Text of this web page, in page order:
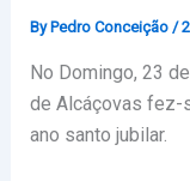
By Pedro Conceição /
No Domingo, 23
de Alcáçovas fez-
ano santo jubilar.